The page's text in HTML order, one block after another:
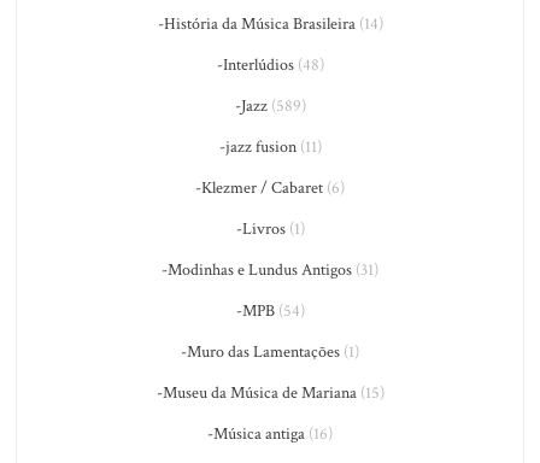
-História da Música Brasileira(14)
-Interlúdios(48)
-Jazz(589)
-jazz fusion(11)
-Klezmer / Cabaret (6)
-Livros(1)
-Modinhas e Lundus Antigos (31)
-MPB(54)
-Muro das Lamentações (1)
-Museu da Música de Mariana(15)
-Música antiga (16)